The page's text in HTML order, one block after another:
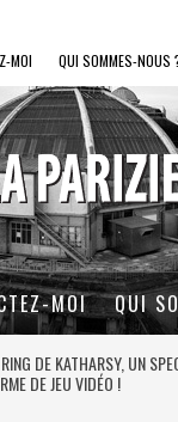
MOI QUI SOMMES-NOUS
MOI QUI
DE KATHARSY, UN
DE JEU VIDÉO !